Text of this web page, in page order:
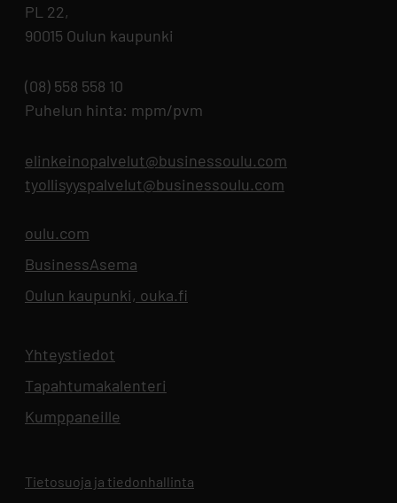
PL 22,
90015 Oulun kaupunki
(08) 558 558 10
Puhelun hinta: mpm/pvm
elinkeinopalvelut@businessoulu.com
tyollisyyspalvelut@businessoulu.com
oulu.com
BusinessAsema
Oulun kaupunki, ouka.fi
Yhteystiedot
Tapahtumakalenteri
Kumppaneille
Tietosuoja ja tiedonhallinta